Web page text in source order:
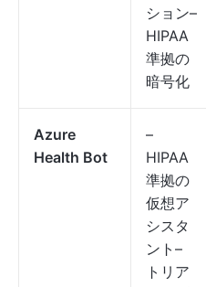
ション–
HIPAA
準拠の
暗号化
Azure
Health Bot
–
HIPAA
準拠の
仮想ア
シスタ
ント–
トリア